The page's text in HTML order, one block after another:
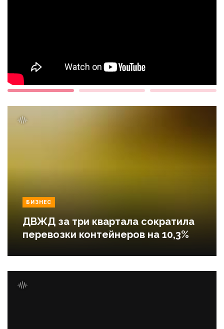
БИЗНЕС
ДВЖД за три квартала сократила
перевозки контейнеров на 10,3%